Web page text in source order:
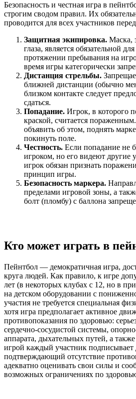
Безопасность и честная игра в
строгим сводом правил. Их
проводится для всех участников
Защитная экипировка. Маска,
глаза, является обязательной
протяжении пребывания на
время игры категорически
Дистанция стрельбы.
ближней дистанции (обычно
близком контакте следует
сдаться.
Попадание. Игрок, в которого
краской, считается
объявить об этом, поднять
покинуть поле.
Честность. Если попадание не
игроком, но его видеют другие
игрок обязан признать
принцип игры.
Безопасность маркера.
пределами игровой зоны, а
болт (пломбу) с баллона
Кто может играть в
Пейнтбол — демократичная игра,
круга людей. Как правило, к игре
лет (в некоторых клубах с 12, но в
на детском оборудовании с
участия не требуется специальная
хотя игра предполагает активное
противопоказания по здоровью:
сердечно-сосудистой системы,
аппарата, дыхательных путей, а
игрой каждый участник подписывает
подтверждающий отсутствие
адекватно оценивать свои силы и
возможных ограничениях по